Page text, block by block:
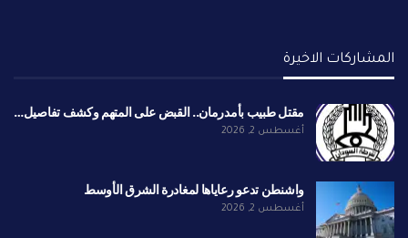
المشاركات الاخيرة
مقتل طبيب بأمدرمان.. القبض على المتهم وكشف تفاصيل…
أغسطس 2, 2026
واشنطن تدعو رعاياها لمغادرة الشرق الأوسط
أغسطس 2, 2026